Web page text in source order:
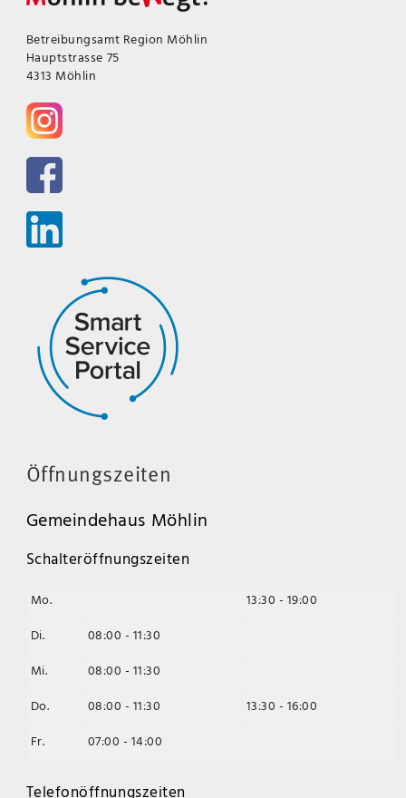
Betreibungsamt Region Möhlin
Hauptstrasse 75
4313 Möhlin
Öffnungszeiten
Gemeindehaus Möhlin
Schalteröffnungszeiten
Mo.
13:30 - 19:00
Di.
08:00 - 11:30
Mi.
08:00 - 11:30
Do.
08:00 - 11:30
13:30 - 16:00
Fr.
07:00 - 14:00
Telefonöffnungszeiten